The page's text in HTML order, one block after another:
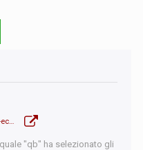
"qb" ha selezionato gli